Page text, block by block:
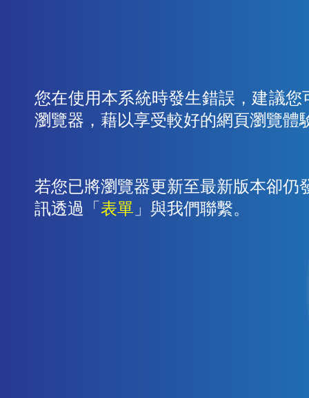
您在使用本系統時發生錯誤，建議
瀏覽器，藉以享受較好的網頁瀏覽體
若您已將瀏覽器更新至最新版本卻
訊透過「 表單 」與我們聯繫。